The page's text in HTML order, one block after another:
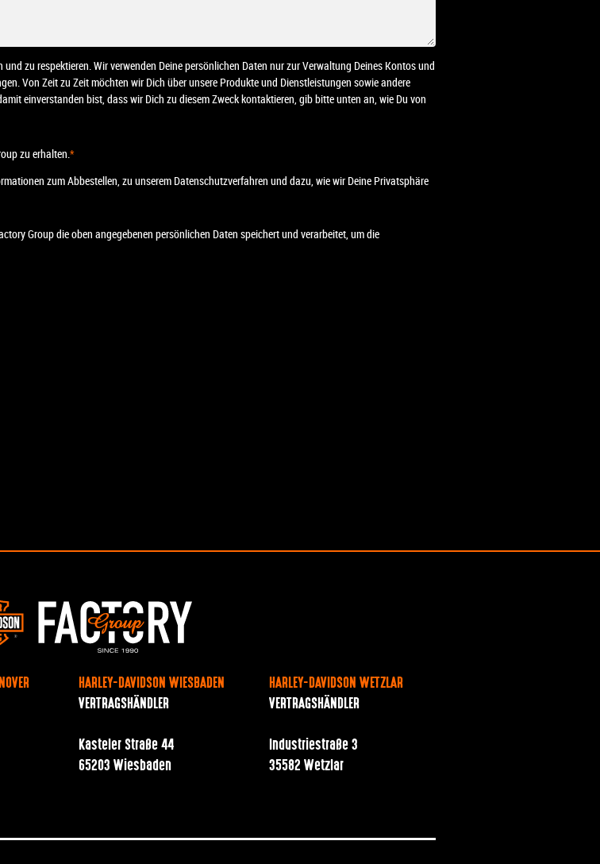
zu respektieren. Wir verwenden Deine persönlichen Daten nur zur Verwaltung Deines Kontos und
Von Zeit zu Zeit möchten wir Dich über unsere Produkte und Dienstleistungen sowie andere
einverstanden bist, dass wir Dich zu diesem Zweck kontaktieren, gib bitte unten an, wie Du von
zu erhalten.*
zum Abbestellen, zu unserem Datenschutzverfahren und dazu, wie wir Deine Privatsphäre
Group die oben angegebenen persönlichen Daten speichert und verarbeitet, um die
HARLEY-DAVIDSON WIESBADEN
VERTRAGSHÄNDLER
Kasteler Straße 44
65203 Wiesbaden
HARLEY-DAVIDSON WETZLAR
VERTRAGSHÄNDLER
Industriestraße 3
35582 Wetzlar